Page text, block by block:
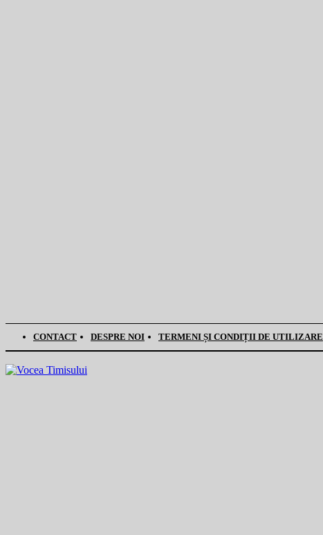
CONTACT DESPRE NOI TERMENI ȘI CONDIȚII DE UTILIZARE